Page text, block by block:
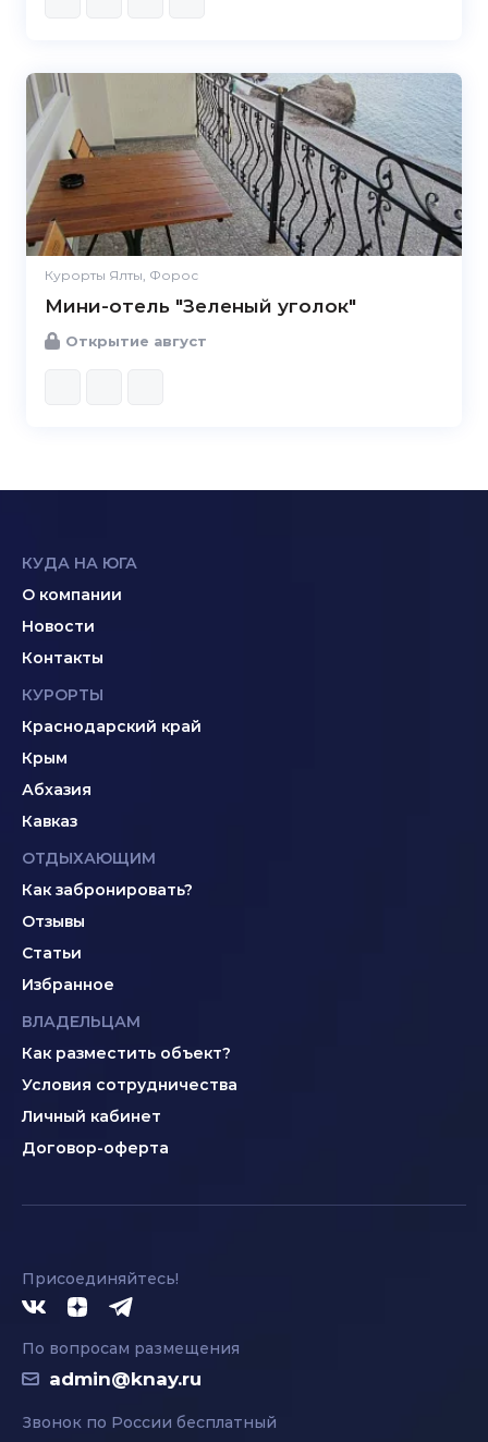
Курорты Ялты, Форос
Мини-отель "Зеленый уголок"
Открытие август
КУДА НА ЮГА
О компании
Новости
Контакты
КУРОРТЫ
Краснодарский край
Крым
Абхазия
Кавказ
ОТДЫХАЮЩИМ
Как забронировать?
Отзывы
Статьи
Избранное
ВЛАДЕЛЬЦАМ
Как разместить объект?
Условия сотрудничества
Личный кабинет
Договор-оферта
Присоединяйтесь!
По вопросам размещения
admin@knay.ru
Звонок по России бесплатный